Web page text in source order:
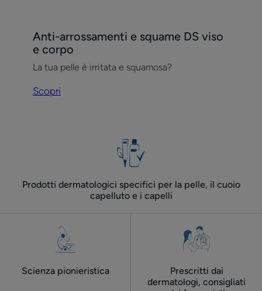
Anti-
arrossamenti
e
squame
Anti-arrossamenti e squame DS viso
e corpo
La tua pelle è irritata e squamosa?
Scopri
Prodotti dermatologici specifici per la pelle, il cuoio
capelluto e i capelli
Scienza pionieristica
Prescritti dai
dermatologi, consigliati